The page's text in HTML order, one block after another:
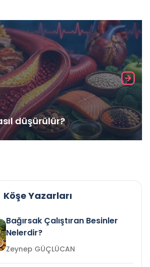
düşürülür?
Köşe Yazarları
Bağırsak Çalıştıran Besinler
Nelerdir?
Zeynep GÜÇLÜCAN